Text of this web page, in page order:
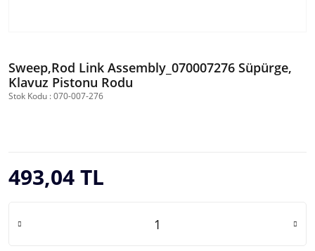
Sweep,Rod Link Assembly_070007276 Süpürge,
Klavuz Pistonu Rodu
Stok Kodu : 070-007-276
493,04 TL